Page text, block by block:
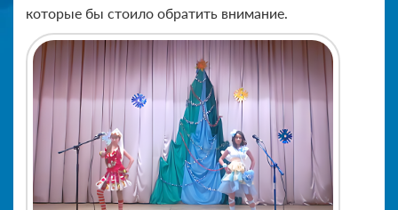
которые бы стоило обратить внимание.